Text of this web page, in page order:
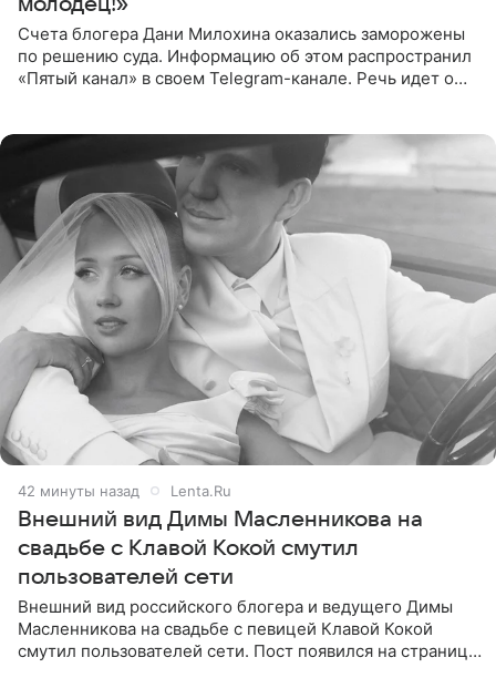
Счета блогера Дани Милохина оказались заморожены
по решению суда. Информацию об этом распространил
«Пятый канал» в своем Telegram-канале. Речь идет о
42 минуты назад Lenta.Ru
Внешний вид Димы Масленникова на
свадьбе с Клавой Кокой смутил
пользователей сети
Внешний вид российского блогера и ведущего Димы
Масленникова на свадьбе с певицей Клавой Кокой
смутил пользователей сети. Пост появился на странице